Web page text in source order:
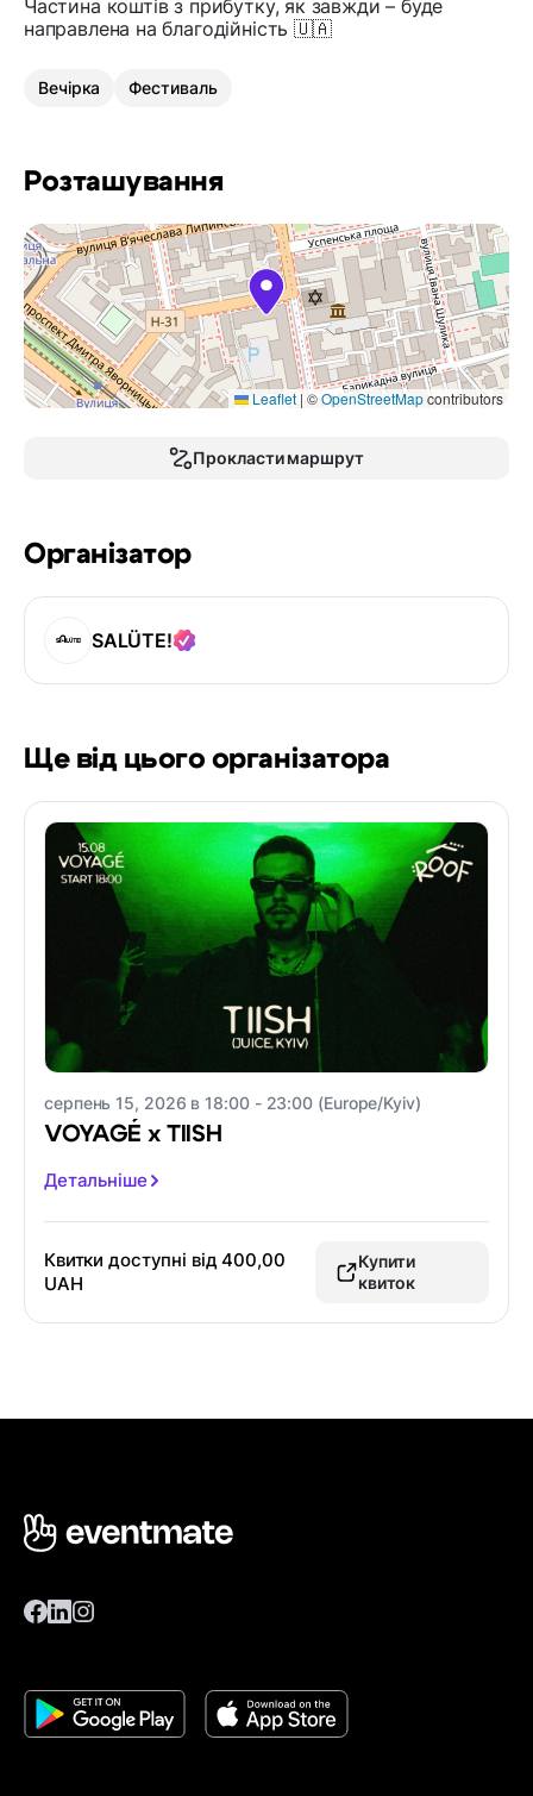
Частина коштів з прибутку, як завжди – буде
направлена на благодійність 🇺🇦
Вечірка Фестиваль
Розташування
Leaflet |©OpenStreetMapcontributors
Прокласти маршрут
Організатор
SALÜTE!
Ще від цього організатора
серпень 15, 2026 в 18:00 - 23:00 (Europe/Kyiv)
VOYAGÉ x TIISH
Детальніше
Квитки доступні від400,00
UAH
Купити
квиток